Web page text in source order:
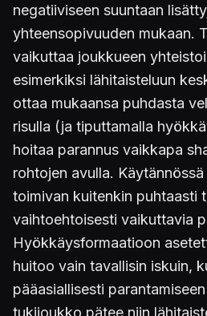
negatiiviseen suuntaan
yhteensopivuuden mukaan.
vaikuttaa joukkueen
esimerkiksi lähitaisteluun
ottaa mukaansa puhdasta
risulla (ja tiputtamalla
hoitaa parannus vaikkapa
rohtojen avulla.
toimivan kuitenkin puhtaasti
vaihtoehtoisesti vaikuttavia
Hyökkäysformaatioon
huitoo vain tavallisin iskuin,
pääasiallisesti
tukijoukko pätee niin